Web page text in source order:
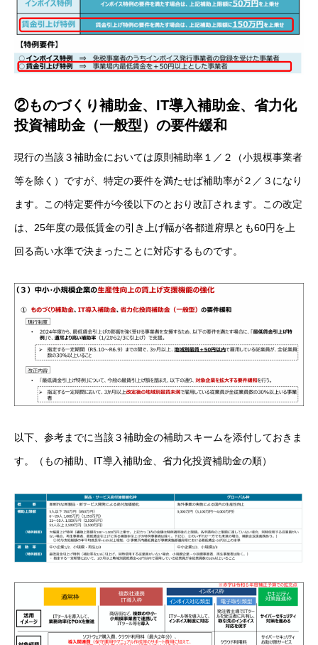
②ものづくり補助金、IT導入補助金、省力化
投資補助金（一般型）の要件緩和
現行の当該３補助金においては原則補助率１／２（小規模事業者
等を除く）ですが、特定の要件を満たせば補助率が２／３になり
ます。この特定要件が今後以下のとおり改訂されます。この改定
は、25年度の最低賃金の引き上げ幅が各都道府県とも60円を上
回る高い水準で決まったことに対応するものです。
以下、参考までに当該３補助金の補助スキームを添付しておきま
す。（もの補助、IT導入補助金、省力化投資補助金の順）